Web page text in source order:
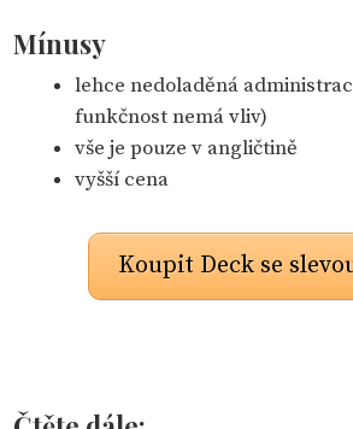
Mínusy
lehce nedoladěná
funkčnost nemá vliv)
vše je pouze v angličtině
vyšší cena
Koupit Deck se